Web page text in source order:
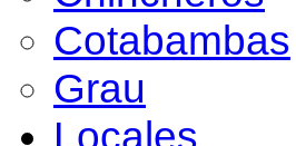
Cotabambas
Grau
Locales